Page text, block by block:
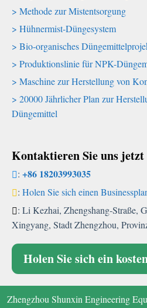
Methode zur Mistentsorgung
Hühnermist-Düngesystem
Bio-organisches
Produktionslinie für NPK-
Maschine zur Herstellung von
20000 Jährlicher Plan zur
Düngemittel
Kontaktieren Sie uns jetzt
: +86 18203993035
: Holen Sie sich einen
: Li Kezhai, Zhengshang-Straße,
Xingyang, Stadt Zhengzhou,
Holen Sie sich ein
Zhengzhou Shunxin Engineering